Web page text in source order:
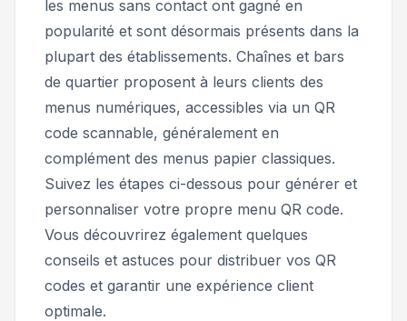
les menus sans contact ont gagné en
popularité et sont désormais présents dans la
plupart des établissements. Chaînes et bars
de quartier proposent à leurs clients des
menus numériques, accessibles via un QR
code scannable, généralement en
complément des menus papier classiques.
Suivez les étapes ci-dessous pour générer et
personnaliser votre propre menu QR code.
Vous découvrirez également quelques
conseils et astuces pour distribuer vos QR
codes et garantir une expérience client
optimale.